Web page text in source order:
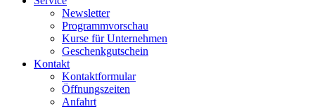
Newsletter
Programmvorschau
Kurse für Unternehmen
Geschenkgutschein
Kontakt
Kontaktformular
Öffnungszeiten
Anfahrt